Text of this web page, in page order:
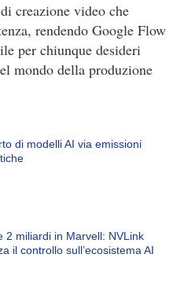
creazione video che
rendendo Google Flow
per chiunque desideri
mondo della produzione
di modelli AI via emissioni
2 miliardi in Marvell: NVLink
il controllo sull’ecosistema AI